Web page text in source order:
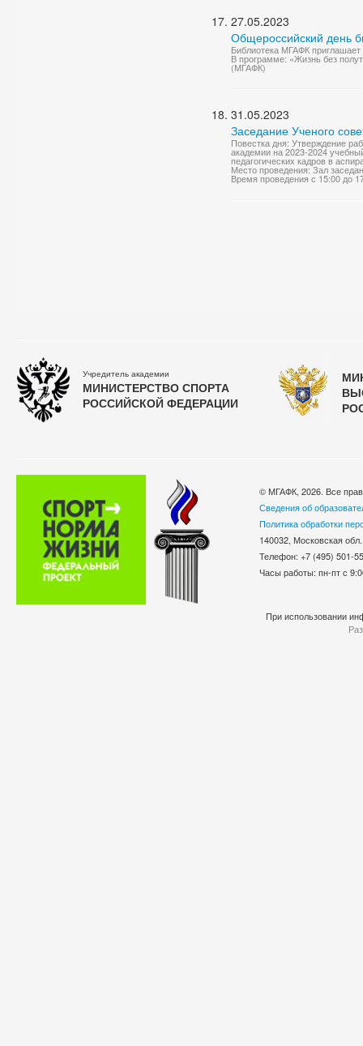
27.05.2023
Общероссийский день
Библиотека МГАФК
В программе: «Жизнь без
(МГАФК)
31.05.2023
Заседание Ученого
Повестка дня: Утверждение
академии на 2023-2024
педагогических кадров в
Место проведения: Зал
Время проведения с 15:00 до
Учредитель академии
МИНИСТЕРСТВО СПОРТА
РОССИЙСКОЙ ФЕДЕРАЦИИ
© МГАФК, 2026. Все
Сведения об
Политика обработки
140032, Московская
Телефон: +7 (495)
Часы работы: пн-пт с
При использовании